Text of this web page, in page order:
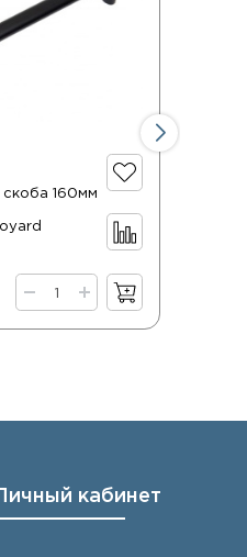
скоба 160мм
кабинет